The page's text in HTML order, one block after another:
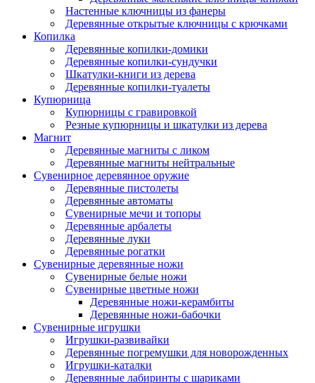
Настенные ключницы из фанеры
Деревянные открытые ключницы с крючками
Копилка
Деревянные копилки-домики
Деревянные копилки-сундучки
Шкатулки-книги из дерева
Деревянные копилки-туалеты
Купюрница
Купюрницы с гравировкой
Резные купюрницы и шкатулки из дерева
Магнит
Деревянные магниты с ликом
Деревянные магниты нейтральные
Сувенирное деревянное оружие
Деревянные пистолеты
Деревянные автоматы
Сувенирные мечи и топоры
Деревянные арбалеты
Деревянные луки
Деревянные рогатки
Сувенирные деревянные ножи
Сувенирные белые ножи
Сувенирные цветные ножи
Деревянные ножи-керамбиты
Деревянные ножи-бабочки
Сувенирные игрушки
Игрушки-развивайки
Деревянные погремушки для новорожденных
Игрушки-каталки
Деревянные лабиринты с шариками